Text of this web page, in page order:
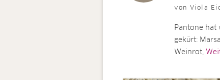
von Viola
Pantone hat
gekürt:
Weinrot,